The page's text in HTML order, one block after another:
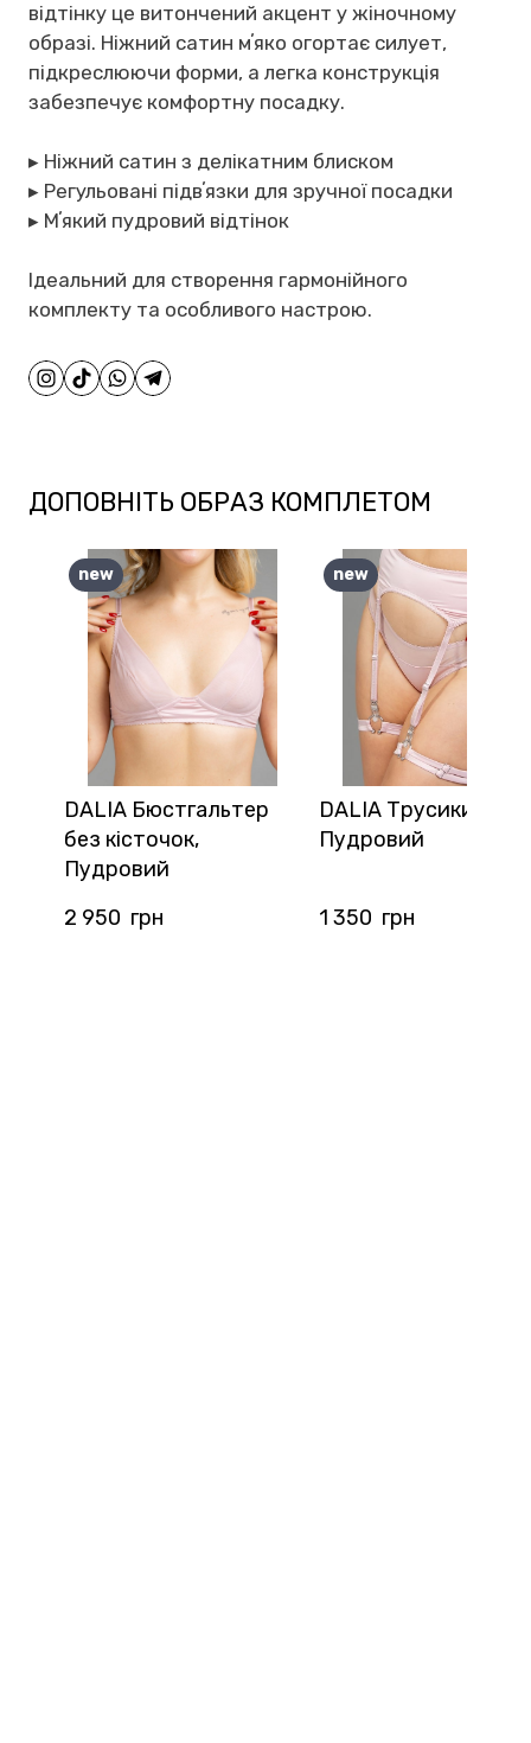
відтінку це витончений акцент у жіночному
образі. Ніжний сатин мʼяко огортає силует,
підкреслюючи форми, а легка конструкція
забезпечує комфортну посадку.
▸ Ніжний сатин з делікатним блиском
▸ Регульовані підвʼязки для зручної посадки
▸ Мʼякий пудровий відтінок
Ідеальний для створення гармонійного
комплекту та особливого настрою.
ДОПОВНІТЬ ОБРАЗ КОМПЛЕТОМ
new
DALIA Бюстгальтер
без кісточок,
Пудровий
2 950  грн
new
DALIA Трусики
Пудровий
1 350  грн